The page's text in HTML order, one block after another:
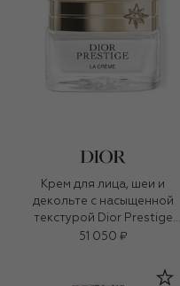
Крем для лица, шеи и
декольте с насыщенной
текстурой Dior Prestige
(50ml)
51 050 ₽